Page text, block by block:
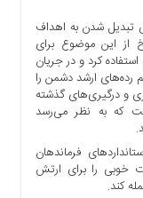
شدن به اهداف
از این موضوع برای
استالینگراد در سال ۱۹۴۲ میلادی استفاده کرد و در جریان
رده‌های ارشد دشمن را
و درگیری‌های گذشته
که به نظر می‌رسد
فرماندهان
را برای ارتش
کند.